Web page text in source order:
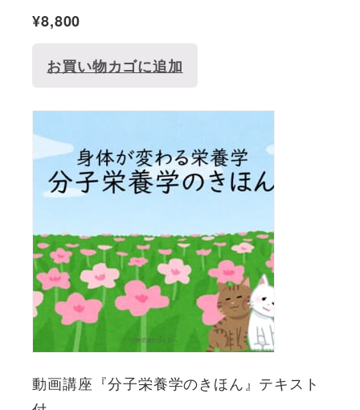
¥8,800
お買い物カゴに追加
動画講座『分子栄養学のきほん』テキスト